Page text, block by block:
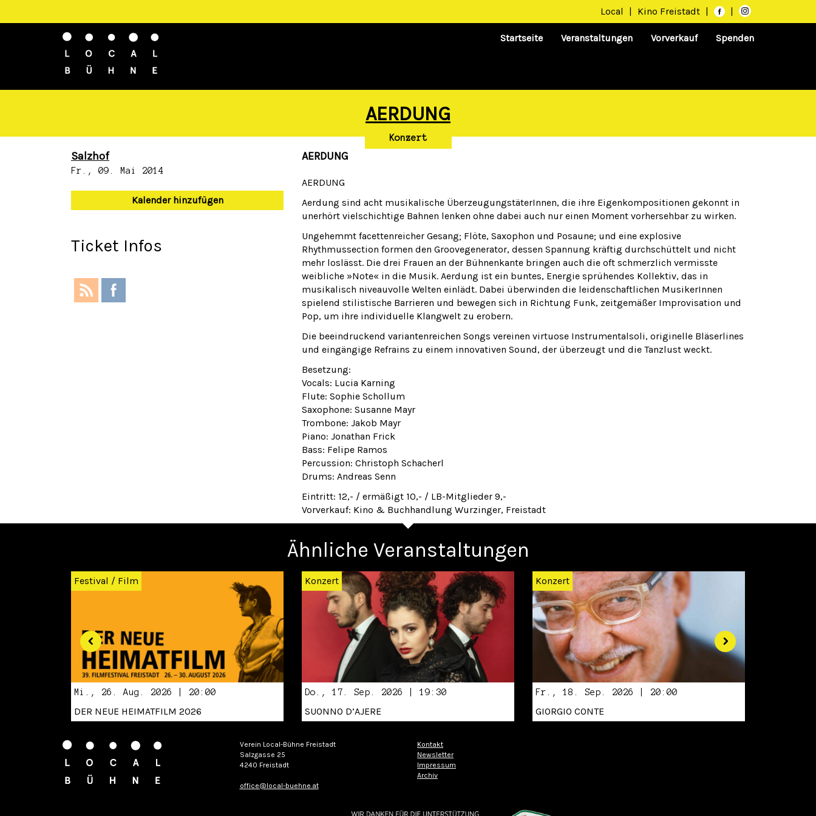
Local | Kino Freistadt | |
Startseite Veranstaltungen Vorverkauf Spenden
AERDUNG
Konzert
Salzhof
Fr., 09. Mai 2014
Kalender hinzufügen
Ticket Infos
AERDUNG
AERDUNG
Aerdung sind acht musikalische ÜberzeugungstäterInnen, die ihre Eigenkompositionen gekonnt in
unerhört vielschichtige Bahnen lenken ohne dabei auch nur einen Moment vorhersehbar zu wirken.
Ungehemmt facettenreicher Gesang; Flöte, Saxophon und Posaune; und eine explosive
Rhythmussection formen den Groovegenerator, dessen Spannung kräftig durchschüttelt und nicht
mehr loslässt. Die drei Frauen an der Bühnenkante bringen auch die oft schmerzlich vermisste
weibliche »Note« in die Musik. Aerdung ist ein buntes, Energie sprühendes Kollektiv, das in
musikalisch niveauvolle Welten einlädt. Dabei überwinden die leidenschaftlichen MusikerInnen
spielend stilistische Barrieren und bewegen sich in Richtung Funk, zeitgemäßer Improvisation und
Pop, um ihre individuelle Klangwelt zu erobern.
Die beeindruckend variantenreichen Songs vereinen virtuose Instrumentalsoli, originelle Bläserlines
und eingängige Refrains zu einem innovativen Sound, der überzeugt und die Tanzlust weckt.
Besetzung:
Vocals: Lucia Karning
Flute: Sophie Schollum
Saxophone: Susanne Mayr
Trombone: Jakob Mayr
Piano: Jonathan Frick
Bass: Felipe Ramos
Percussion: Christoph Schacherl
Drums: Andreas Senn
Eintritt: 12,- / ermäßigt 10,- / LB-Mitglieder 9,-
Vorverkauf: Kino & Buchhandlung Wurzinger, Freistadt
Ähnliche Veranstaltungen
Festival / Film
Mi., 26. Aug. 2026 | 20:00
DER NEUE HEIMATFILM 2026
Konzert
Do., 17. Sep. 2026 | 19:30
SUONNO D’AJERE
Konzert
Fr., 18. Sep. 2026 | 20:00
GIORGIO CONTE
Verein Local-Bühne Freistadt
Salzgasse 25
4240 Freistadt
office@local-buehne.at
Kontakt
Newsletter
Impressum
Archiv